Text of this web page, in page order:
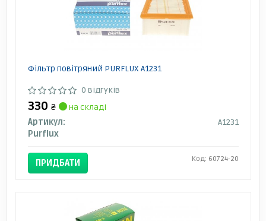
Фільтр повітряний PURFLUX A1231
0 відгуків
330 ₴
на складі
Артикул:
A1231
Purflux
ПРИДБАТИ Код: 60724-20